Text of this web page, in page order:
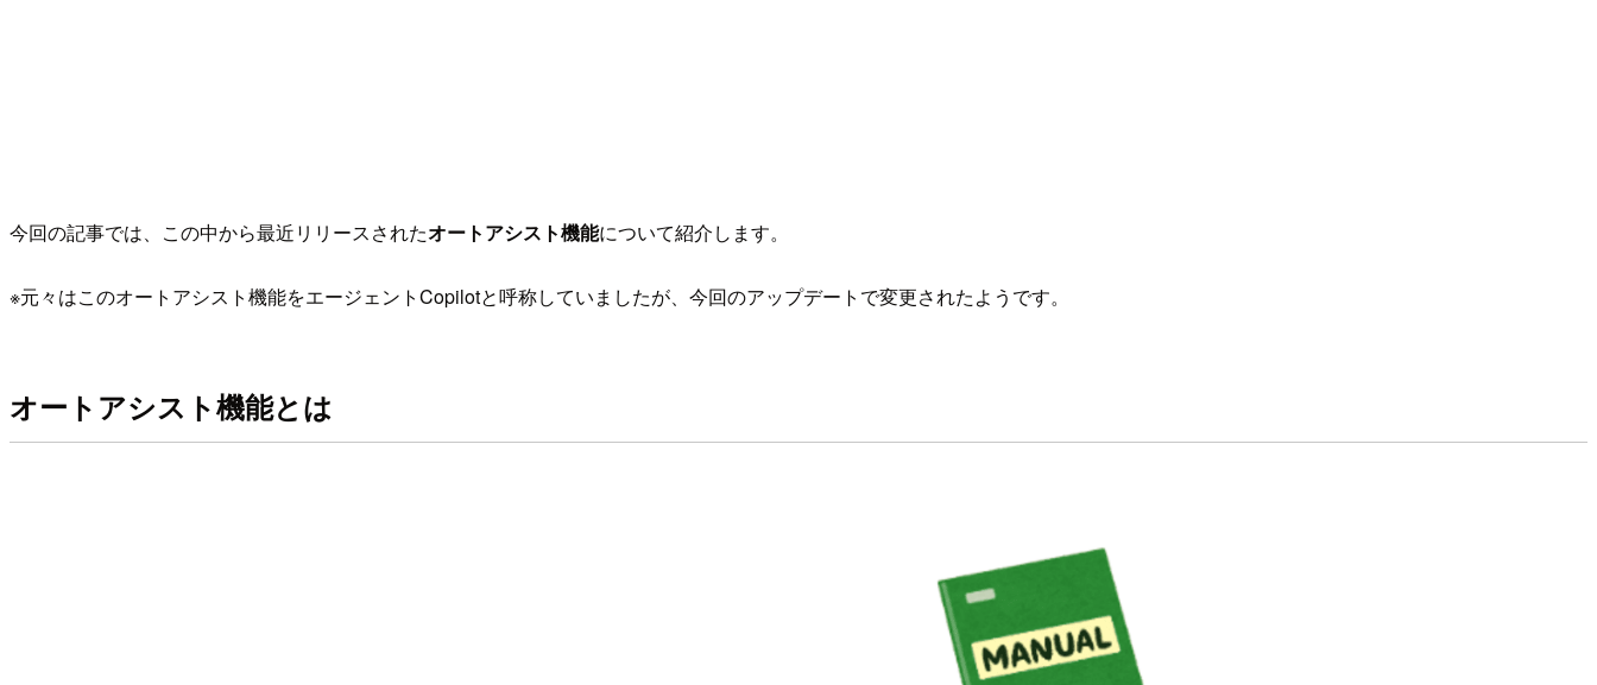
今回の記事では、この中から最近リリースされたオートアシスト機能について紹介します。
※元々はこのオートアシスト機能をエージェントCopilotと呼称していましたが、今回のアップデートで変更されたようです。
オートアシスト機能とは